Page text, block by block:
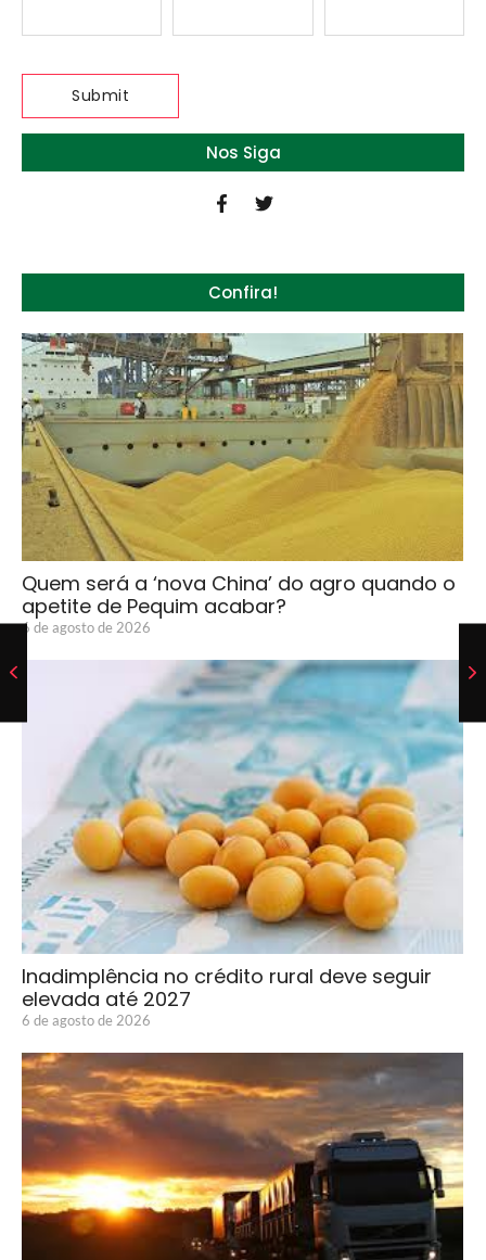
Nos Siga
Confira!
Quem será a ‘nova China’ do agro quando o
apetite de Pequim acabar?
6 de agosto de 2026
Inadimplência no crédito rural deve seguir
elevada até 2027
6 de agosto de 2026